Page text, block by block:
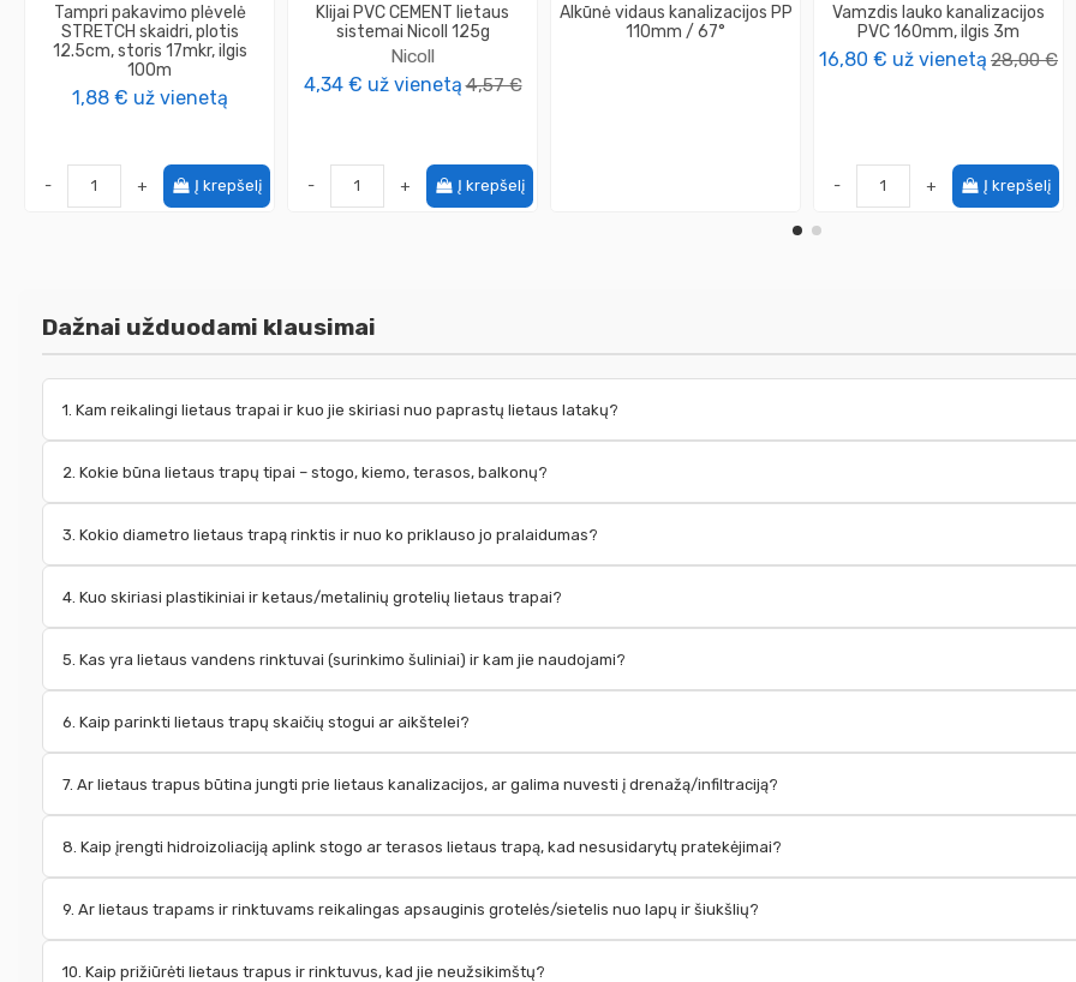
Tampri pakavimo plėvelė
STRETCH skaidri, plotis
12.5cm, storis 17mkr, ilgis
100m
1,88 € už vienetą
- + Į krepšelį
Klijai PVC CEMENT lietaus
sistemai Nicoll 125g
Nicoll
4,34 € už vienetą4,57 €
- + Į krepšelį
Alkūnė vidaus kanalizacijos PP
110mm / 67°
Vamzdis lauko kanalizacijos
PVC 160mm, ilgis 3m
16,80 € už vienetą 28,00 €
- + Į krepšelį
Dažnai užduodami klausimai
1. Kam reikalingi lietaus trapai ir kuo jie skiriasi nuo paprastų lietaus latakų?
2. Kokie būna lietaus trapų tipai – stogo, kiemo, terasos, balkonų?
3. Kokio diametro lietaus trapą rinktis ir nuo ko priklauso jo pralaidumas?
4. Kuo skiriasi plastikiniai ir ketaus/metalinių grotelių lietaus trapai?
5. Kas yra lietaus vandens rinktuvai (surinkimo šuliniai) ir kam jie naudojami?
6. Kaip parinkti lietaus trapų skaičių stogui ar aikštelei?
7. Ar lietaus trapus būtina jungti prie lietaus kanalizacijos, ar galima nuvesti į drenažą/infiltraciją?
8. Kaip įrengti hidroizoliaciją aplink stogo ar terasos lietaus trapą, kad nesusidarytų pratekėjimai?
9. Ar lietaus trapams ir rinktuvams reikalingas apsauginis grotelės/sietelis nuo lapų ir šiukšlių?
10. Kaip prižiūrėti lietaus trapus ir rinktuvus, kad jie neužsikimštų?